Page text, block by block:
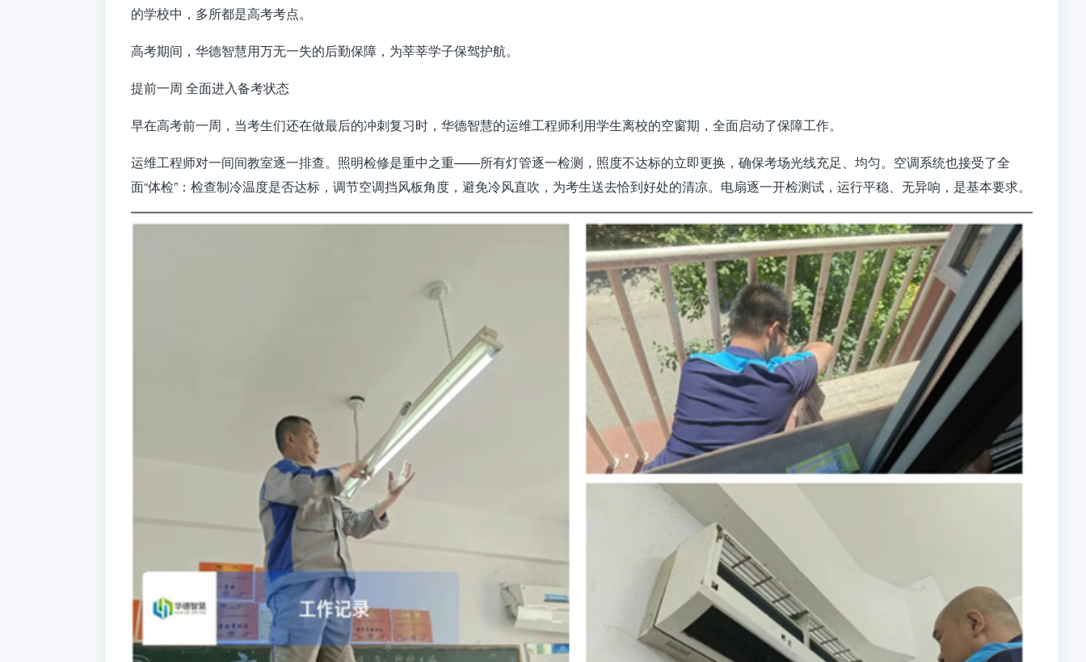
的学校中，多所都是高考考点。
高考期间，华德智慧用万无一失的后勤保障，为莘莘学子保驾护航。
提前一周 全面进入备考状态
早在高考前一周，当考生们还在做最后的冲刺复习时，华德智慧的运维工程师利用学生离校的空窗期，全面启动了保障工作。
运维工程师对一间间教室逐一排查。照明检修是重中之重——所有灯管逐一检测，照度不达标的立即更换， 确保考场光线充足、均匀。 空调系统也接受了全
面“体检”：检查制冷温度是否达标，调节空调挡风板角度，避免冷风直吹， 为考生送去恰到好处的清凉。电扇逐一开检测试，运行平稳、无异响，是基本要求。